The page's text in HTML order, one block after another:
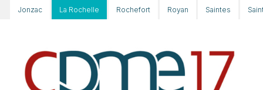
Jonzac La Rochelle Rochefort Royan Saintes